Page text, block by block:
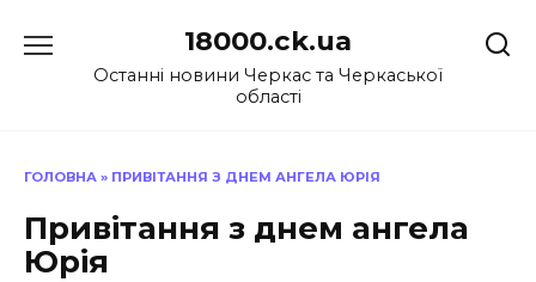
до
18000.ck.ua
Останні новини Черкас та Черкаської
області
ГОЛОВНА » ПРИВІТАННЯ З ДНЕМ АНГЕЛА ЮРІЯ
Привітання з днем ангела
Юрія